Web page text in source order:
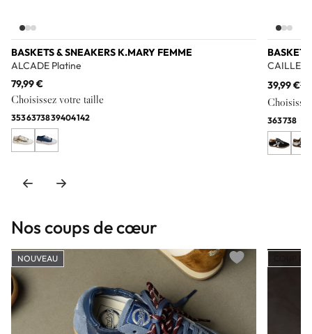
BASKETS & SNEAKERS K.MARY FEMME
ALCADE Platine
79,99 €
Choisissez votre taille
3536373839404142
CAILLE
39,99 €
363738
Nos coups de cœur
NOUVEAU
Add to wishlist